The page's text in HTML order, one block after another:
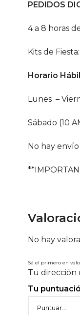
PEDIDOS
4 a 8 horas
Kits de
Horario Hábil
Lunes –
Sábado (10
No hay
No hay
Sé el primero en
Tu dirección
Tu